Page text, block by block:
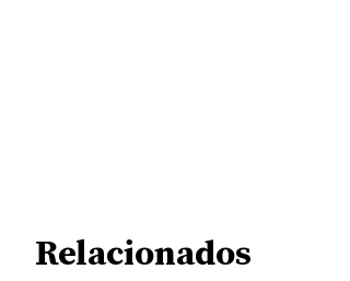
Relacionados